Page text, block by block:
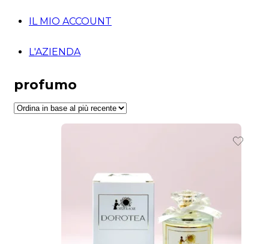
IL MIO ACCOUNT
L'AZIENDA
profumo